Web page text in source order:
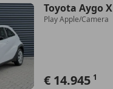
Toyota Aygo X
Play Apple/Camera
€ 14.945 1